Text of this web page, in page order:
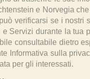
e Norvegia
verificarsi se i nostri
Servizi durante la tua
consultabile dietro
Informativa sulla
per gli interessati.